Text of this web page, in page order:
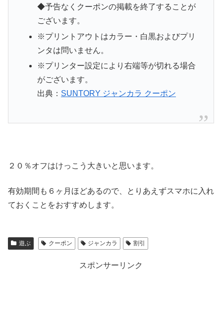
◆予告なくクーポンの掲載を終了することが
ございます。
※プリントアウトはカラー・白黒およびプリ
ンタは問いません。
※プリンター設定により右端等が切れる場合
がございます。
出典： SUNTORY ジャンカラ クーポン
２０％オフはけっこう大きいと思います。
有効期間も６ヶ月ほどあるので、とりあえずスマホに入れ
ておくことをおすすめします。
遊ぶ クーポン ジャンカラ 割引
スポンサーリンク